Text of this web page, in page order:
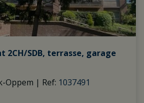
2CH/SDB, terrasse, garage
Oppem | Ref: 1037491